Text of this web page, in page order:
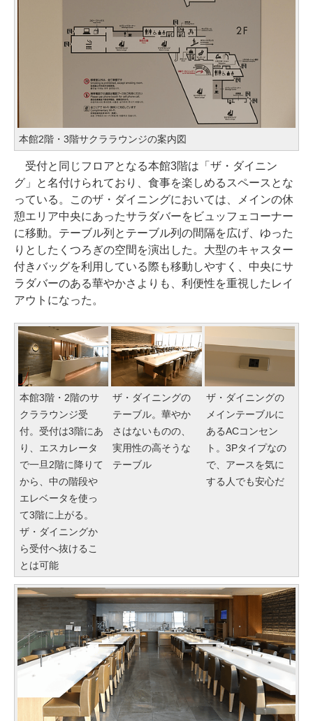
本館2階・3階サクララウンジの案内図
受付と同じフロアとなる本館3階は「ザ・ダイニン
グ」と名付けられており、食事を楽しめるスペースとな
っている。このザ・ダイニングにおいては、メインの休
憩エリア中央にあったサラダバーをビュッフェコーナー
に移動。テーブル列とテーブル列の間隔を広げ、ゆった
りとしたくつろぎの空間を演出した。大型のキャスター
付きバッグを利用している際も移動しやすく、中央にサ
ラダバーのある華やかさよりも、利便性を重視したレイ
アウトになった。
本館3階・2階のサ
クララウンジ受
付。受付は3階にあ
り、エスカレータ
で一旦2階に降りて
から、中の階段や
エレベータを使っ
て3階に上がる。
ザ・ダイニングか
ら受付へ抜けるこ
とは可能
ザ・ダイニングの
テーブル。華やか
さはないものの、
実用性の高そうな
テーブル
ザ・ダイニングの
メインテーブルに
あるACコンセン
ト。3Pタイプなの
で、アースを気に
する人でも安心だ